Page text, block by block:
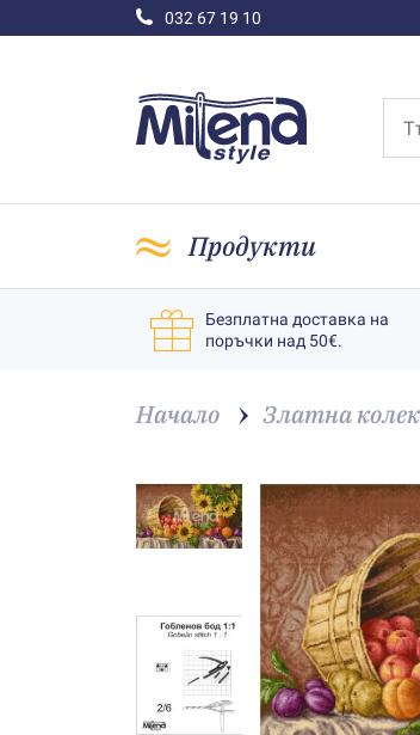
032 67 19 10
Продукти
Безплатна доставка на
поръчки над 50€.
Начало Златна